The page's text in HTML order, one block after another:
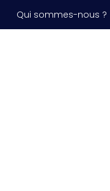
Qui sommes-nous ?